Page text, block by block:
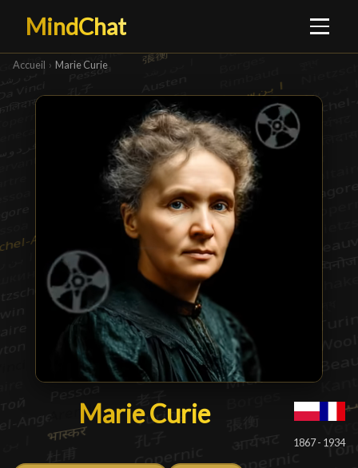
MindChat
Accueil › Marie Curie
Marie Curie
Marie Curie█
1867 - 1934